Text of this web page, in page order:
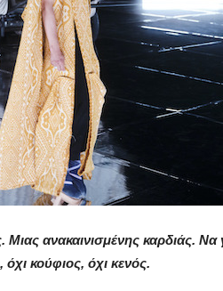
Μιας ανακαινισμένης καρδιάς. Να
κούφιος, όχι κενός.